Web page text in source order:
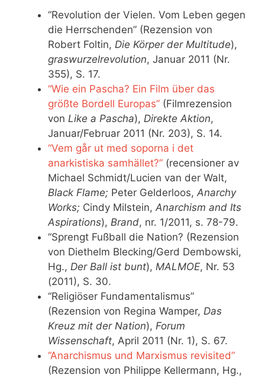
“Revolution der Vielen. Vom Leben gegen
die Herrschenden” (Rezension von
Robert Foltin, Die Körper der Multitude),
graswurzelrevolution, Januar 2011 (Nr.
355), S. 17.
“Wie ein Pascha? Ein Film über das
größte Bordell Europas” (Filmrezension
von Like a Pascha), Direkte Aktion,
Januar/Februar 2011 (Nr. 203), S. 14.
“Vem går ut med soporna i det
anarkistiska samhället?” (recensioner av
Michael Schmidt/Lucien van der Walt,
Black Flame; Peter Gelderloos, Anarchy
Works; Cindy Milstein, Anarchism and Its
Aspirations), Brand, nr. 1/2011, s. 78-79.
“Sprengt Fußball die Nation? (Rezension
von Diethelm Blecking/Gerd Dembowski,
Hg., Der Ball ist bunt), MALMOE, Nr. 53
(2011), S. 30.
“Religiöser Fundamentalismus”
(Rezension von Regina Wamper, Das
Kreuz mit der Nation), Forum
Wissenschaft, April 2011 (Nr. 1), S. 67.
“Anarchismus und Marxismus revisited”
(Rezension von Philippe Kellermann, Hg.,